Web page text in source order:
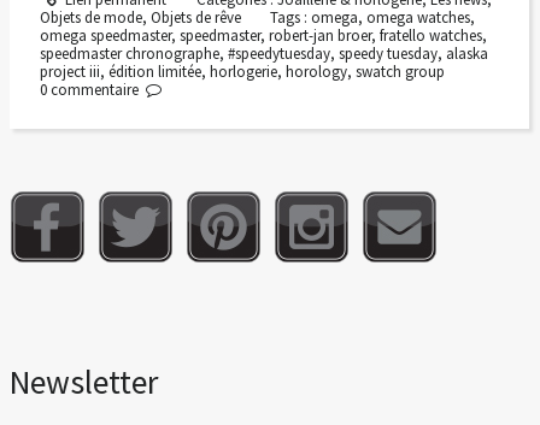
Objets de mode, Objets de rêve Tags :omega,omega watches,
omega speedmaster, speedmaster, robert-jan broer, fratello watches,
speedmaster chronographe, #speedytuesday, speedy tuesday, alaska
project iii, édition limitée, horlogerie, horology, swatch group
0 commentaire
Newsletter